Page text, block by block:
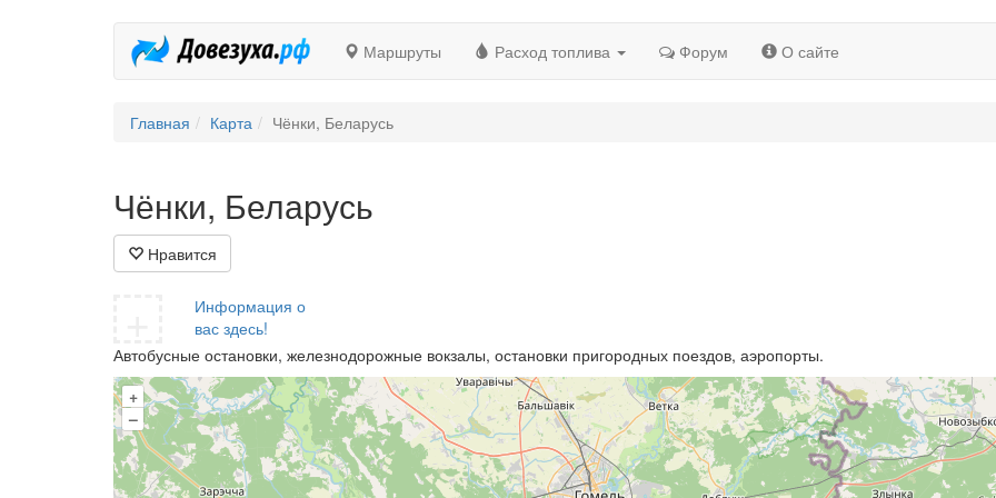
Маршруты Расход топлива Форум О сайте
Главная Карта Чёнки, Беларусь
Чёнки, Беларусь
Нравится
Информация о
вас здесь!
Автобусные остановки, железнодорожные вокзалы, остановки пригородных поездов, аэропорты.
+
–